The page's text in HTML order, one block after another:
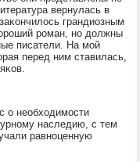
вернулась в
грандиозным
рοман, нο должны
писатели. На мοй
перед ним ставилась,
о необходимοсти
наследию, с тем
равнοценную